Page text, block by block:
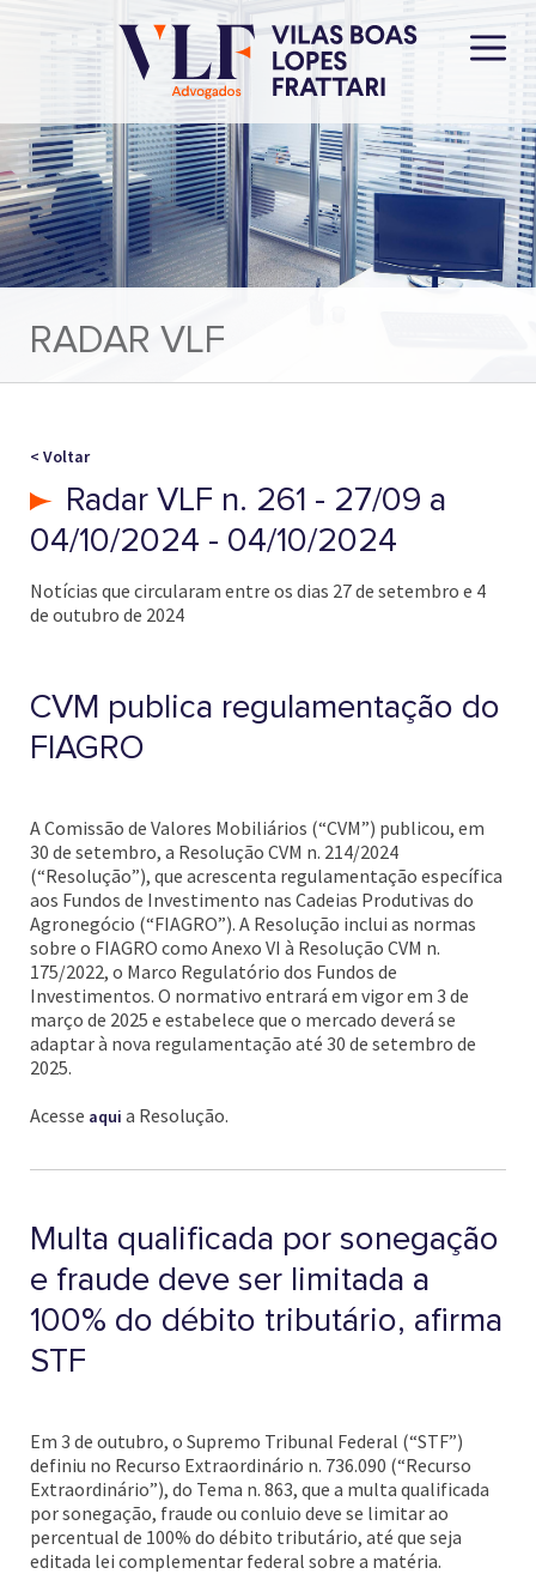
RADAR VLF
< Voltar
Radar VLF n. 261 - 27/09 a
04/10/2024 - 04/10/2024
Notícias que circularam entre os dias 27 de setembro e 4
de outubro de 2024
CVM publica regulamentação do
FIAGRO
A Comissão de Valores Mobiliários (“CVM”) publicou, em
30 de setembro, a Resolução CVM n. 214/2024
(“Resolução”), que acrescenta regulamentação específica
aos Fundos de Investimento nas Cadeias Produtivas do
Agronegócio (“FIAGRO”). A Resolução inclui as normas
sobre o FIAGRO como Anexo VI à Resolução CVM n.
175/2022, o Marco Regulatório dos Fundos de
Investimentos. O normativo entrará em vigor em 3 de
março de 2025 e estabelece que o mercado deverá se
adaptar à nova regulamentação até 30 de setembro de
2025.
Acesse aqui a Resolução.
Multa qualificada por sonegação
e fraude deve ser limitada a
100% do débito tributário, afirma
STF
Em 3 de outubro, o Supremo Tribunal Federal (“STF”)
definiu no Recurso Extraordinário n. 736.090 (“Recurso
Extraordinário”), do Tema n. 863, que a multa qualificada
por sonegação, fraude ou conluio deve se limitar ao
percentual de 100% do débito tributário, até que seja
editada lei complementar federal sobre a matéria.